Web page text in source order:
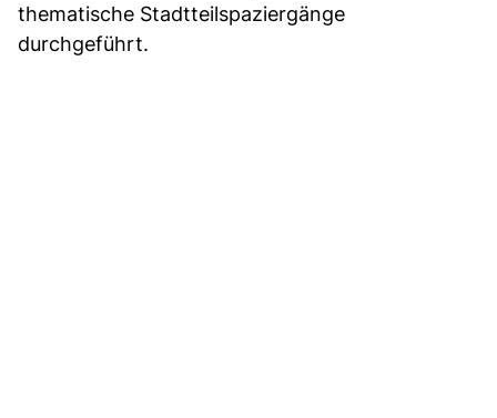
thematische Stadtteilspaziergänge
durchgeführt.